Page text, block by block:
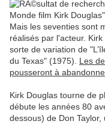
Mais les seventies sont
réalisés par l'acteur.
sorte de variation de
du Texas" (1975). Les
pousseront à
Kirk Douglas tourne de
débute les années 80
dessous) de Don